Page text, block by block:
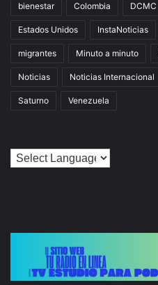
bienestar Colombia DCMC
Estados Unidos InstaNoticias
migrantes Minuto a minuto
Noticias Noticias Internacional
Saturno Venezuela